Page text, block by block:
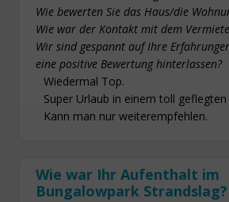
Wie bewerten Sie das Haus/die
Wie war der Kontakt mit dem
Wir sind gespannt auf Ihre
eine positive Bewertung hinterlassen?
Wiedermal Top.
Super Urlaub in einem toll geflegten
Kann man nur weiterempfehlen.
Wie war Ihr Aufenthalt im
Bungalowpark Strandslag?